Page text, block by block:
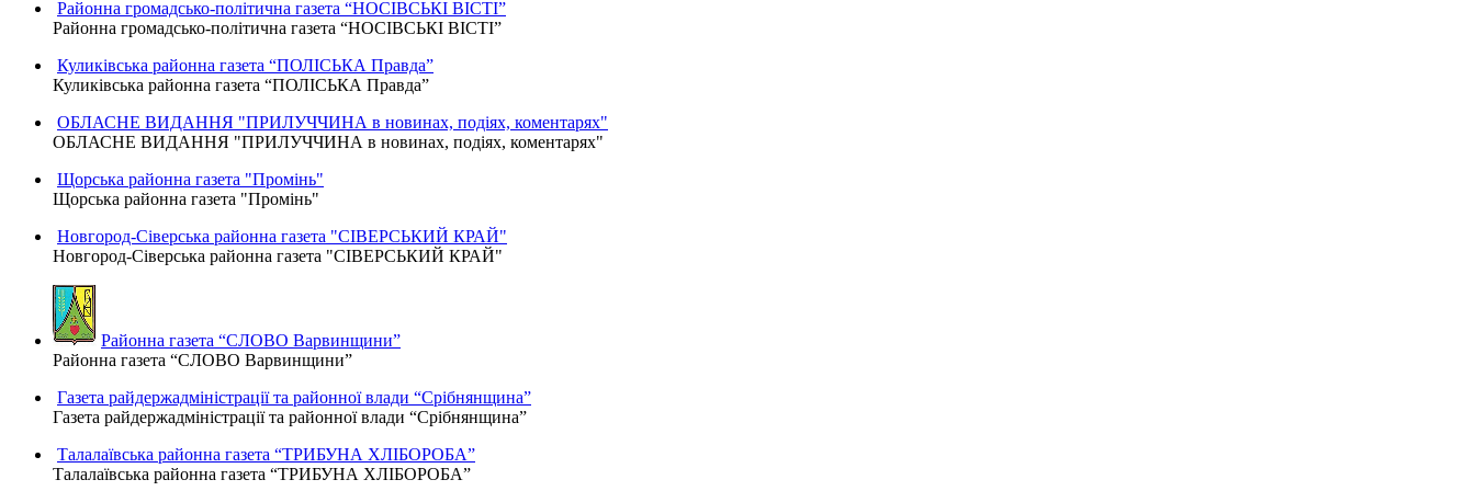
Районна громадсько-політична газета “НОСІВСЬКІ ВІСТІ”
Районна громадсько-політична газета “НОСІВСЬКІ ВІСТІ”
Куликівська районна газета “ПОЛІСЬКА Правда”
Куликівська районна газета “ПОЛІСЬКА Правда”
ОБЛАСНЕ ВИДАННЯ "ПРИЛУЧЧИНА в новинах, подіях, коментарях"
ОБЛАСНЕ ВИДАННЯ "ПРИЛУЧЧИНА в новинах, подіях, коментарях"
Щорська районна газета "Промінь"
Щорська районна газета "Промінь"
Новгород-Сіверська районна газета "СІВЕРСЬКИЙ КРАЙ"
Новгород-Сіверська районна газета "СІВЕРСЬКИЙ КРАЙ"
Районна газета “СЛОВО Варвинщини”
Районна газета “СЛОВО Варвинщини”
Газета райдержадміністрації та районної влади “Срібнянщина”
Газета райдержадміністрації та районної влади “Срібнянщина”
Талалаївська районна газета “ТРИБУНА ХЛІБОРОБА”
Талалаївська районна газета “ТРИБУНА ХЛІБОРОБА”